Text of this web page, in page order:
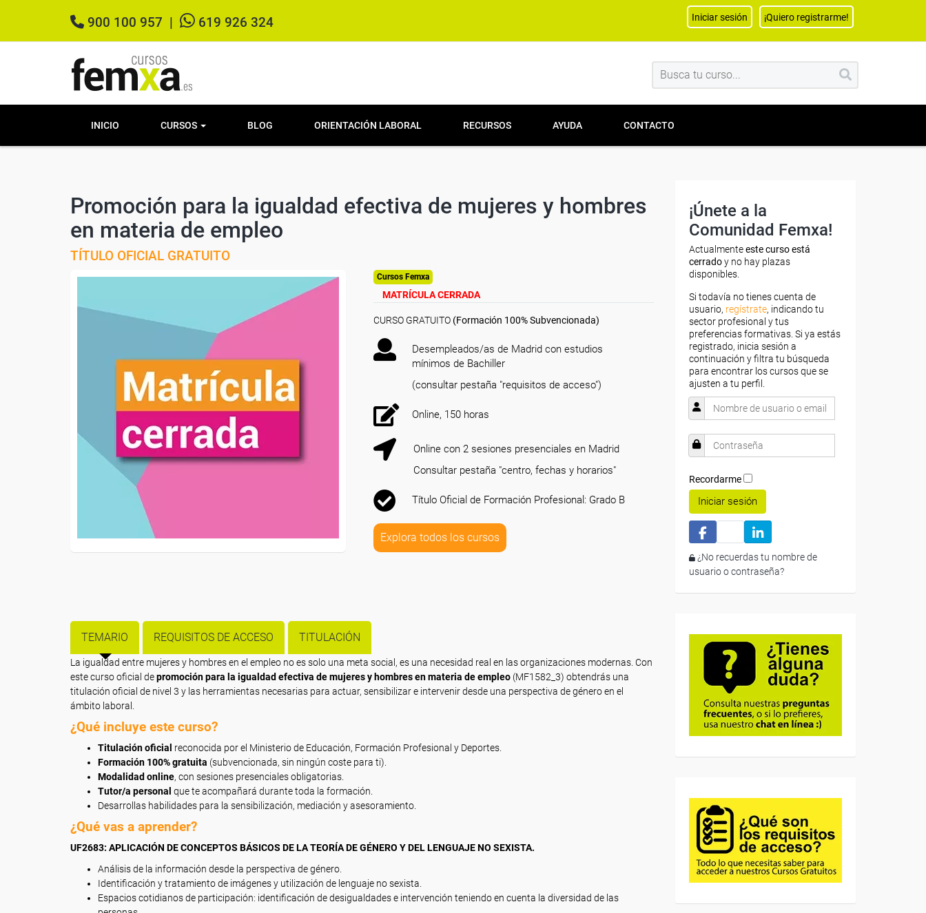
900 100 957 619 926 324 Iniciar sesión ¡Quiero registrarme!
INICIO CURSOS BLOG ORIENTACIÓN LABORAL RECURSOS AYUDA CONTACTO
Promoción para la igualdad efectiva de mujeres y hombres
en materia de empleo
TÍTULO OFICIAL GRATUITO
Cursos Femxa
MATRÍCULA CERRADA
CURSO GRATUITO (Formación 100% Subvencionada)
Desempleados/as de Madrid con estudios
mínimos de Bachiller
(consultar pestaña "requisitos de acceso")
Online, 150 horas
Online con 2 sesiones presenciales en Madrid
Consultar pestaña "centro, fechas y horarios"
Título Oficial de Formación Profesional: Grado B
Explora todos los cursos
TEMARIO REQUISITOS DE ACCESO TITULACIÓN
La igualdad entre mujeres y hombres en el empleo no es solo una meta social, es una necesidad real en las organizaciones modernas. Con
este curso oficial depromoción para la igualdad efectiva de mujeres y hombres en materia de empleo (MF1582_3) obtendrás una
titulación oficial de nivel 3 y las herramientas necesarias para actuar, sensibilizar e intervenir desde una perspectiva de género en el
ámbito laboral.
¿Qué incluye este curso?
Titulación oficial reconocida por el Ministerio de Educación, Formación Profesional y Deportes.
Formación 100% gratuita (subvencionada, sin ningún coste para ti).
Modalidad online, con sesiones presenciales obligatorias.
Tutor/a personal que te acompañará durante toda la formación.
Desarrollas habilidades para la sensibilización, mediación y asesoramiento.
¿Qué vas a aprender?
UF2683: APLICACIÓN DE CONCEPTOS BÁSICOS DE LA TEORÍA DE GÉNERO Y DEL LENGUAJE NO SEXISTA.
Análisis de la información desde la perspectiva de género.
Identificación y tratamiento de imágenes y utilización de lenguaje no sexista.
Espacios cotidianos de participación: identificación de desigualdades e intervención teniendo en cuenta la diversidad de las
¡Únete a la
Comunidad Femxa!
Actualmenteeste curso está
cerradoy no hay plazas
disponibles.
Si todavía no tienes cuenta de
usuario, regístrate, indicando tu
sector profesional y tus
preferencias formativas. Si ya estás
registrado, inicia sesión a
continuación y filtra tu búsqueda
para encontrar los cursos que se
ajusten a tu perfil.
Recordarme
Iniciar sesión
¿No recuerdas tu nombre de
usuario o contraseña?